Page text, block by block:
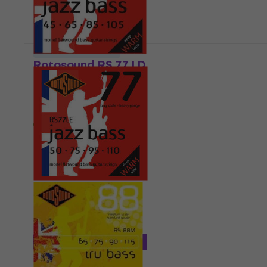
Rotosound RS 77 LD
Basa stīgas
4,6
45 € 53,90 €
- 17 %
Ir noliktavā
Daudzuma atlaide
Rotosound RS77LE
Basa stīgas
4,5/5
45 €ar koduMUZMUZ-15
53,90 €